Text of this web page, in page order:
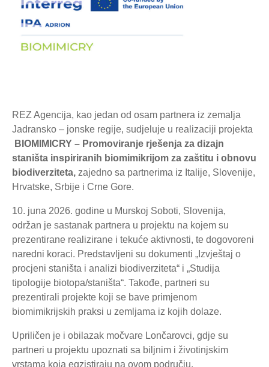
REZ Agencija, kao jedan od osam partnera iz zemalja
Jadransko – jonske regije, sudjeluje u realizaciji projekta
BIOMIMICRY – Promoviranje rješenja za dizajn
staništa inspiriranih biomimikrijom za zaštitu i obnovu
biodiverziteta, zajedno sa partnerima iz Italije, Slovenije,
Hrvatske, Srbije i Crne Gore.
10. juna 2026. godine u Murskoj Soboti, Slovenija,
održan je sastanak partnera u projektu na kojem su
prezentirane realizirane i tekuće aktivnosti, te dogovoreni
naredni koraci. Predstavljeni su dokumenti „Izvještaj o
procjeni staništa i analizi biodiverziteta“ i „Studija
tipologije biotopa/staništa“. Takođe, partneri su
prezentirali projekte koji se bave primjenom
biomimikrijskih praksi u zemljama iz kojih dolaze.
Upriličen je i obilazak močvare Lončarovci, gdje su
partneri u projektu upoznati sa biljnim i životinjskim
vrstama koja egzistiraju na ovom području.